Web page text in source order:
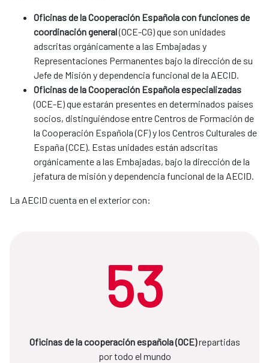
Oficinas de la Cooperación Española con funciones de
coordinación general(OCE-CG) que son unidades
adscritas orgánicamente a las Embajadas y
Representaciones Permanentes bajo la dirección de su
Jefe de Misión y dependencia funcional de la AECID.
Oficinas de la Cooperación Española especializadas
(OCE-E) que estarán presentes en determinados países
socios, distinguiéndose entre Centros de Formación de
la Cooperación Española (CF) y los Centros Culturales de
España (CCE). Estas unidades están adscritas
orgánicamente a las Embajadas, bajo la dirección de la
jefatura de misión y dependencia funcional de la AECID.
La AECID cuenta en el exterior con:
53
Oficinas de la cooperación española (OCE)repartidas
por todo el mundo